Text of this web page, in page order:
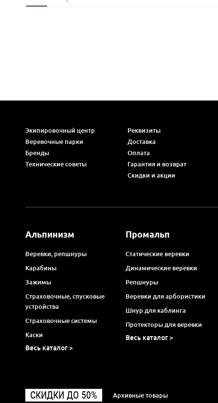
Экипировочный центр
Веревочные парки
Бренды
Технические советы
Реквизиты
Доставка
Оплата
Гарантия и возврат
Скидки и акции
Альпинизм
Веревки, репшнуры
Карабины
Зажимы
Страховочные, спусковые
устройства
Страховочные системы
Каски
Весь каталог >
Промальп
Статические веревки
Динамические веревки
Репшнуры
Веревки для арбористики
Шнур для каблинга
Протекторы для веревки
Весь каталог >
СКИДКИ ДО 50% Архивные товары